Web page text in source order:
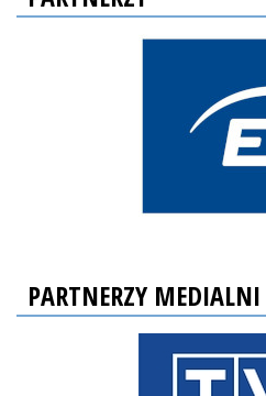
PARTNERZY MEDIALNI